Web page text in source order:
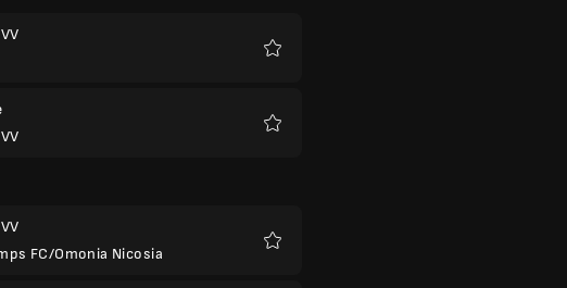
FC/Omonia Nicosia